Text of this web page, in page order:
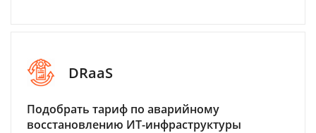
DRaaS
Подобрать тариф по аварийному
восстановлению ИТ-инфраструктуры